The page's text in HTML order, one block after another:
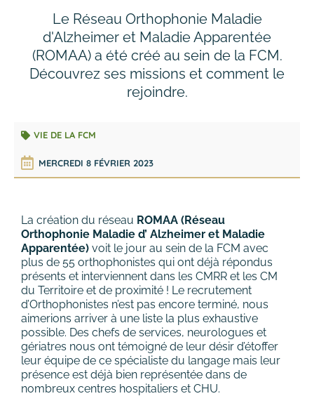
Le Réseau Orthophonie Maladie
d'Alzheimer et Maladie Apparentée
(ROMAA) a été créé au sein de la FCM.
Découvrez ses missions et comment le
rejoindre.
VIE DE LA FCM
MERCREDI 8 FÉVRIER 2023
La création du réseau ROMAA (Réseau
Orthophonie Maladie d’ Alzheimer et Maladie
Apparentée) voit le jour au sein de la FCM avec
plus de 55 orthophonistes qui ont déjà répondus
présents et interviennent dans les CMRR et les CM
du Territoire et de proximité ! Le recrutement
d’Orthophonistes n’est pas encore terminé, nous
aimerions arriver à une liste la plus exhaustive
possible. Des chefs de services, neurologues et
gériatres nous ont témoigné de leur désir d’étoffer
leur équipe de ce spécialiste du langage mais leur
présence est déjà bien représentée dans de
nombreux centres hospitaliers et CHU.